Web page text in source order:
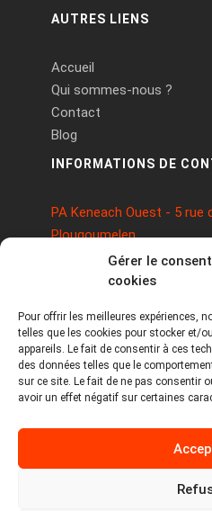
Gérer le
cookies
Pour offrir les meilleures expériences,
telles que les cookies pour stocker et/
appareils. Le fait de consentir à ces
des données telles que le
sur ce site. Le fait de ne pas consentir
avoir un effet négatif sur certaines
AUTRES LIENS
Accueil
Qui sommes-nous ?
Contact
Blog
INFORMATIONS DE
PA Keneach Ouest - 5 rue
Plougoumelen
contact@logiciels-
09 71 37 25 93
Copyright © 2026 Tous
MPDYS